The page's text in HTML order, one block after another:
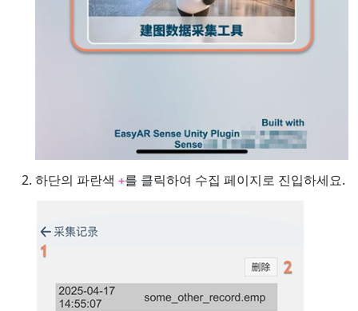
하단의 파란색 +를 클릭하여 수집 페이지로 진입하세요.